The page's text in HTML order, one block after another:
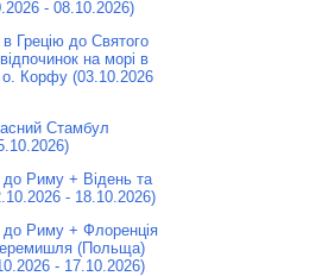
- 08.10.2026)
Грецію до Святого
на морі в
о. Корфу (03.10.2026
Стамбул
Риму + Відень та
- 18.10.2026)
до Риму + Флоренція
(Польща)
- 17.10.2026)